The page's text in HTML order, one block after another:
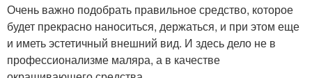
Очень важно подобрать правильное средство, которое
будет прекрасно наноситься, держаться, и при этом еще
и иметь эстетичный внешний вид. И здесь дело не в
профессионализме маляра, а в качестве